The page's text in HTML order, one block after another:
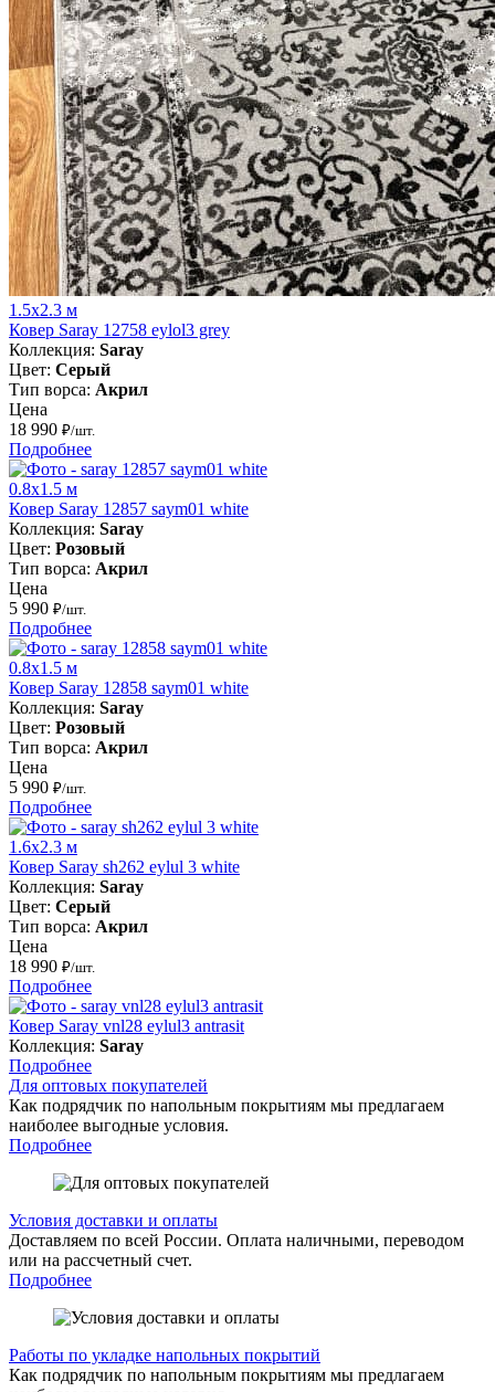
1.5x2.3 м
Ковер Saray 12758 eylol3 grey
Коллекция: Saray
Цвет: Серый
Тип ворса: Акрил
Цена
18 990 ₽/шт.
Подробнее
0.8x1.5 м
Ковер Saray 12857 saym01 white
Коллекция: Saray
Цвет: Розовый
Тип ворса: Акрил
Цена
5 990 ₽/шт.
Подробнее
0.8x1.5 м
Ковер Saray 12858 saym01 white
Коллекция: Saray
Цвет: Розовый
Тип ворса: Акрил
Цена
5 990 ₽/шт.
Подробнее
1.6x2.3 м
Ковер Saray sh262 eylul 3 white
Коллекция: Saray
Цвет: Серый
Тип ворса: Акрил
Цена
18 990 ₽/шт.
Подробнее
Ковер Saray vnl28 eylul3 antrasit
Коллекция: Saray
Подробнее
Для оптовых покупателей
Как подрядчик по напольным покрытиям мы предлагаем
наиболее выгодные условия.
Подробнее
Условия доставки и оплаты
Доставляем по всей России. Оплата наличными, переводом
или на рассчетный счет.
Подробнее
Работы по укладке напольных покрытий
Как подрядчик по напольным покрытиям мы предлагаем